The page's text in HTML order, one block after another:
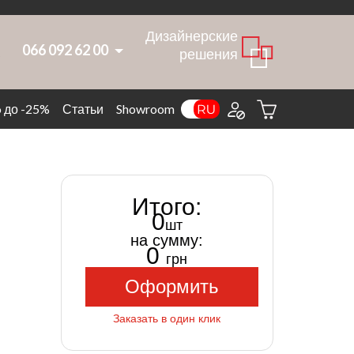
066 092 62 00
Дизайнерские
решения
-25% Статьи Showroom
Итого:
0шт
на сумму:
0 грн
Оформить
Заказать в один клик